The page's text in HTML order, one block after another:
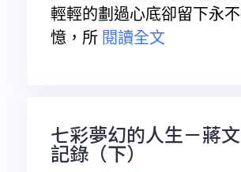
輕輕的劃過心底卻留下永
憶，所 閱讀全文
七彩夢幻的人生－蔣
記錄（下）